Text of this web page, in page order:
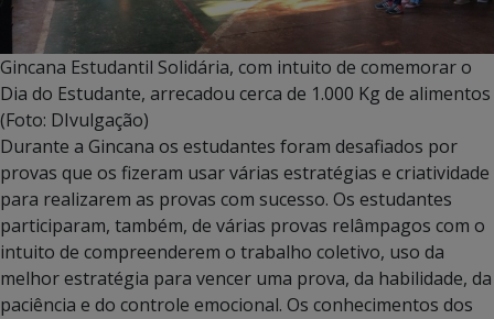
Gincana Estudantil Solidária, com intuito de comemorar o
Dia do Estudante, arrecadou cerca de 1.000 Kg de alimentos
(Foto: DIvulgação)
Durante a Gincana os estudantes foram desafiados por
provas que os fizeram usar várias estratégias e criatividade
para realizarem as provas com sucesso. Os estudantes
participaram, também, de várias provas relâmpagos com o
intuito de compreenderem o trabalho coletivo, uso da
melhor estratégia para vencer uma prova, da habilidade, da
paciência e do controle emocional. Os conhecimentos dos